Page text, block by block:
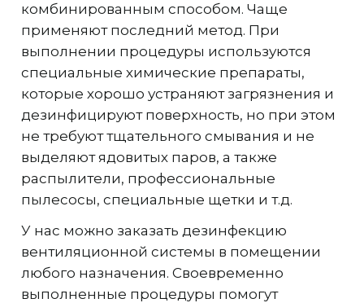
комбинированным способом. Чаще
применяют последний метод. При
выполнении процедуры используются
специальные химические препараты,
которые хорошо устраняют загрязнения и
дезинфицируют поверхность, но при этом
не требуют тщательного смывания и не
выделяют ядовитых паров, а также
распылители, профессиональные
пылесосы, специальные щетки и т.д.
У нас можно заказать дезинфекцию
вентиляционной системы в помещении
любого назначения. Своевременно
выполненные процедуры помогут